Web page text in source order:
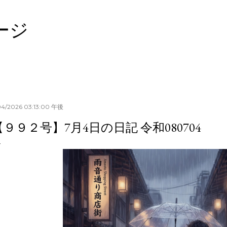
ジ
2026 03:13:00 午後
９９２号】7月4日の日記 令和080704